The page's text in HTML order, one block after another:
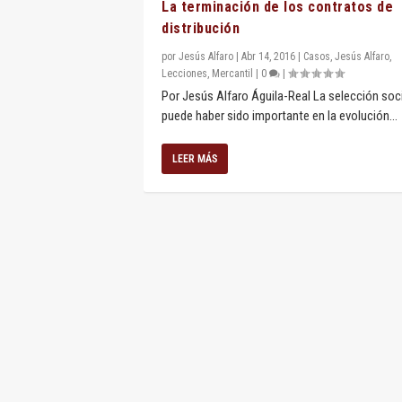
La terminación de los contratos de
distribución
por Jesús Alfaro Abr 14, 2016 Casos, Jesús Alfaro,
Lecciones, Mercantil 0
Por Jesús Alfaro Águila-Real La selección
puede haber sido importante en la evolución...
LEER MÁS